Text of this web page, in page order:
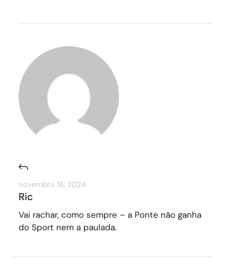
novembro 16, 2024
Ric
Vai rachar, como sempre – a Ponte não ganha
do Sport nem a paulada.